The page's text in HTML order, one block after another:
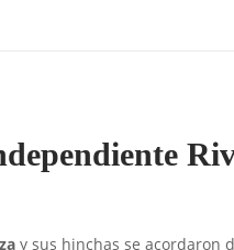
y sus hinchas se acordaron